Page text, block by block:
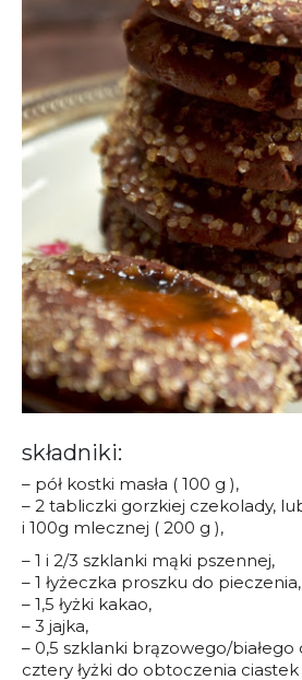
składniki:
– pół kostki masła ( 100 g ),
– 2 tabliczki gorzkiej czekolady,
i 100g mlecznej ( 200 g ),
– 1 i 2/3 szklanki mąki pszennej,
– 1 łyżeczka proszku do pieczenia,
– 1,5 łyżki kakao,
– 3 jajka,
– 0,5 szklanki brązowego/
cztery łyżki do obtoczenia ciastek